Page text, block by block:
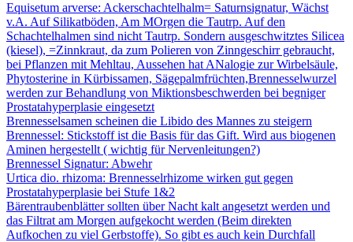
Equisetum arverse: Ackerschachtelhalm= Saturnsignatur, Wächst
v.A. Auf Silikatböden, Am MOrgen die Tautrp. Auf den
Schachtelhalmen sind nicht Tautrp. Sondern ausgeschwitztes Silicea
(kiesel), =Zinnkraut, da zum Polieren von Zinngeschirr gebraucht,
bei Pflanzen mit Mehltau, Aussehen hat ANalogie zur Wirbelsäule,
Phytosterine in Kürbissamen, Sägepalmfrüchten,Brennesselwurzel
werden zur Behandlung von Miktionsbeschwerden bei begniger
Prostatahyperplasie eingesetzt
Brennesselsamen scheinen die Libido des Mannes zu steigern
Brennessel: Stickstoff ist die Basis für das Gift. Wird aus biogenen
Aminen hergestellt ( wichtig für Nervenleitungen?)
Brennessel Signatur: Abwehr
Urtica dio. rhizoma: Brennesselrhizome wirken gut gegen
Prostatahyperplasie bei Stufe 1&2
Bärentraubenblätter sollten über Nacht kalt angesetzt werden und
das Filtrat am Morgen aufgekocht werden (Beim direkten
Aufkochen zu viel Gerbstoffe). So gibt es auch kein Durchfall